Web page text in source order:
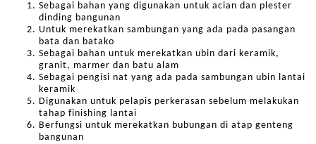
Sebagai bahan yang digunakan untuk acian dan plester
dinding bangunan
Untuk merekatkan sambungan yang ada pada pasangan
bata dan batako
Sebagai bahan untuk merekatkan ubin dari keramik,
granit, marmer dan batu alam
Sebagai pengisi nat yang ada pada sambungan ubin lantai
keramik
Digunakan untuk pelapis perkerasan sebelum melakukan
tahap finishing lantai
Berfungsi untuk merekatkan bubungan di atap genteng
bangunan